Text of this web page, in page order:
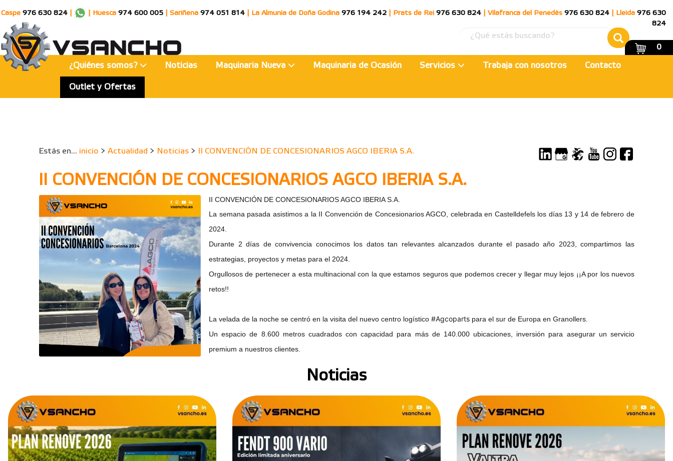
Caspe 976 630 824 Huesca 974 600 005 Sariñena 974 051 814 La Almunia de Doña Godina 976 194 242 Prats de Rei 976 630 824 Vilafranca del Penedès 976 630 824 Lleida 976 630
824
0
¿Quiénes somos? Noticias Maquinaria Nueva Maquinaria de Ocasión Servicios Trabaja con nosotros Contacto
Outlet y Ofertas
Estás en... inicio > Actualidad > Noticias > II CONVENCIÓN DE CONCESIONARIOS AGCO IBERIA S.A.
II CONVENCIÓN DE CONCESIONARIOS AGCO IBERIA S.A.
II CONVENCIÓN DE CONCESIONARIOS AGCO IBERIA S.A.
La semana pasada asistimos a la II Convención de Concesionarios AGCO, celebrada en Castelldefels los días 13 y 14 de febrero de
2024.
Durante 2 días de convivencia conocimos los datos tan relevantes alcanzados durante el pasado año 2023, compartimos las
estrategias, proyectos y metas para el 2024.
Orgullosos de pertenecer a esta multinacional con la que estamos seguros que podemos crecer y llegar muy lejos ¡¡A por los nuevos
retos!!
La velada de la noche se centró en la visita del nuevo centro logístico #Agcoparts para el sur de Europa en Granollers.
Un espacio de 8.600 metros cuadrados con capacidad para más de 140.000 ubicaciones, inversión para asegurar un servicio
premium a nuestros clientes.
Noticias